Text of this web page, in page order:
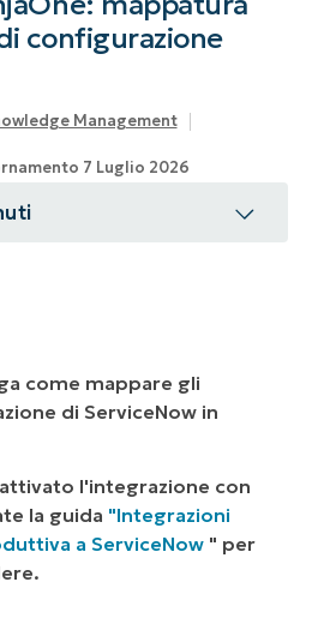
configurazione
Management
7 Luglio 2026
come mappare gli
di ServiceNow in
l'integrazione con
la guida "Integrazioni
a ServiceNow " per